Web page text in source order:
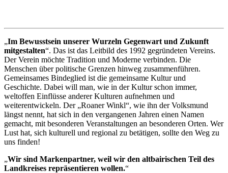
„Im Bewusstsein unserer Wurzeln Gegenwart und Zukunft
mitgestalten“. Das ist das Leitbild des 1992 gegründeten Vereins.
Der Verein möchte Tradition und Moderne verbinden. Die
Menschen über politische Grenzen hinweg zusammenführen.
Gemeinsames Bindeglied ist die gemeinsame Kultur und
Geschichte. Dabei will man, wie in der Kultur schon immer,
weltoffen Einflüsse anderer Kulturen aufnehmen und
weiterentwickeln. Der „Roaner Winkl“, wie ihn der Volksmund
längst nennt, hat sich in den vergangenen Jahren einen Namen
gemacht, mit besonderen Veranstaltungen an besonderen Orten. Wer
Lust hat, sich kulturell und regional zu betätigen, sollte den Weg zu
uns finden!
„Wir sind Markenpartner, weil wir den altbairischen Teil des
Landkreises repräsentieren wollen.“